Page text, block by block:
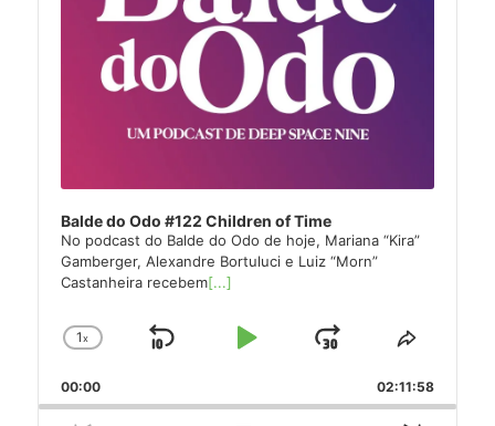
Balde do Odo #122 Children of Time
No podcast do Balde do Odo de hoje, Mariana “Kira”
Gamberger, Alexandre Bortuluci e Luiz “Morn”
Castanheira recebem[...]
Change
Rate
1x
Skip
Play
Jump
Forward
Share
Episode
00:00 02:11:58